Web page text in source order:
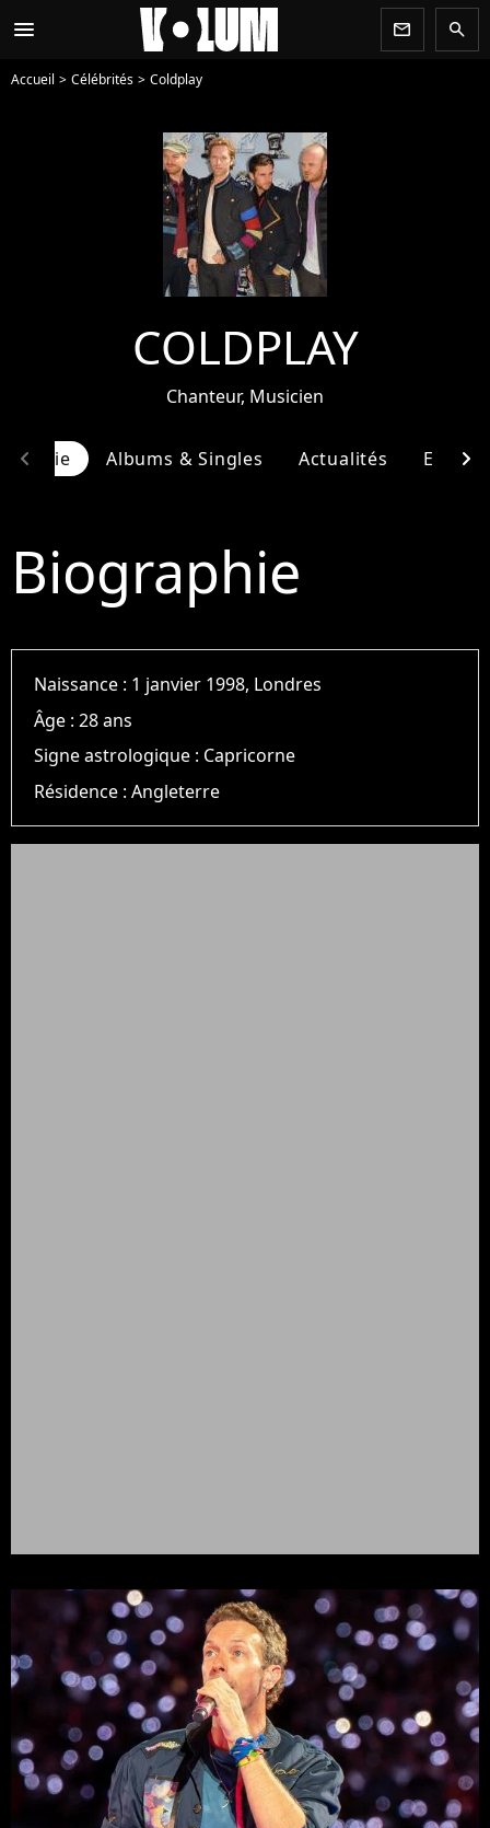
menu newsletter search
Accueil Célébrités Coldplay
COLDPLAY
Chanteur, Musicien
Albums & Singles Actualités
chevron_left chevron_right
Biographie
Naissance : 1 janvier 1998, Londres
Âge :28 ans
Signe astrologique : Capricorne
Résidence :Angleterre